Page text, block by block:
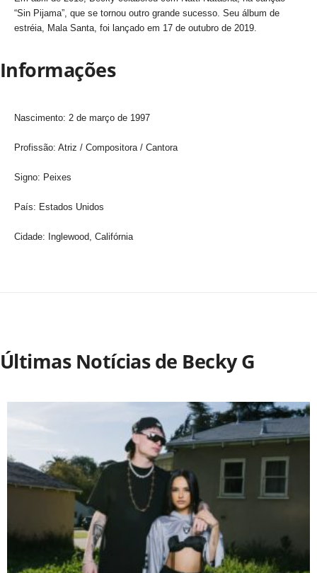
“Sin Pijama”, que se tornou outro grande sucesso. Seu álbum de
estréia, Mala Santa, foi lançado em 17 de outubro de 2019.
Informações
Nascimento: 2 de março de 1997
Profissão: Atriz / Compositora / Cantora
Signo: Peixes
País: Estados Unidos
Cidade: Inglewood, Califórnia
Últimas Notícias de Becky G